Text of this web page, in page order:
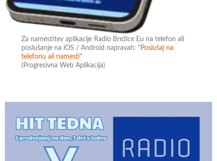
Za namestitev aplikacije Radio Brežice Eu na telefon ali
poslušanje na iOS / Android napravah:"Poslušaj na
telefonu ali namesti"
(Progresivna Web Aplikacija)